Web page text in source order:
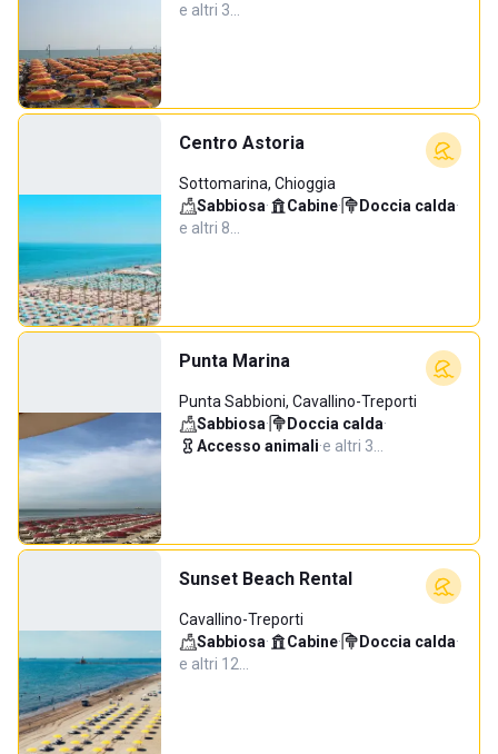
e altri 3…
Centro Astoria
Sottomarina, Chioggia
Sabbiosa· Cabine· Doccia calda·
e altri 8…
Punta Marina
Punta Sabbioni, Cavallino-Treporti
Sabbiosa· Doccia calda·
Accesso animali·e altri 3…
Sunset Beach Rental
Cavallino-Treporti
Sabbiosa· Cabine· Doccia calda·
e altri 12…